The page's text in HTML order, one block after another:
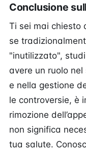
Conclusione
Ti sei mai chiesto
se
"inutilizzato",
avere un ruolo
e nella gestione
le controversie, è
rimozione
non significa
tua salute.